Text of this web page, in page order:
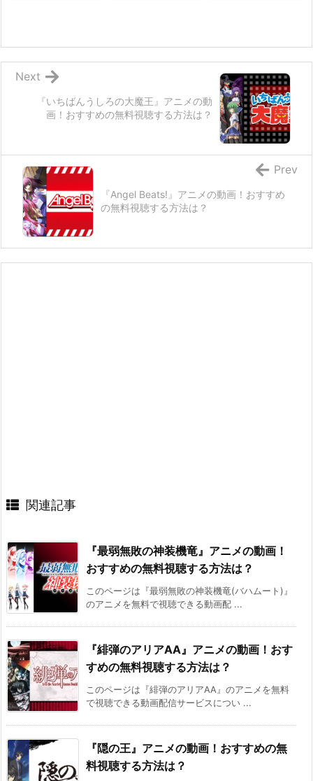
『いちばんうしろの大魔王』アニメの動
画！おすすめの無料視聴する方法は？
Next
『Angel Beats!』アニメの動画！おすすめ
の無料視聴する方法は？
Prev
関連記事
『最弱無敗の神装機竜』アニメの動画！
おすすめの無料視聴する方法は？
このページは『最弱無敗の神装機竜(バハムート)』
のアニメを無料で視聴できる動画配 ...
『緋弾のアリアAA』アニメの動画！おす
すめの無料視聴する方法は？
このページは『緋弾のアリアAA』のアニメを無料
で視聴できる動画配信サービスについ ...
『隠の王』アニメの動画！おすすめの無
料視聴する方法は？